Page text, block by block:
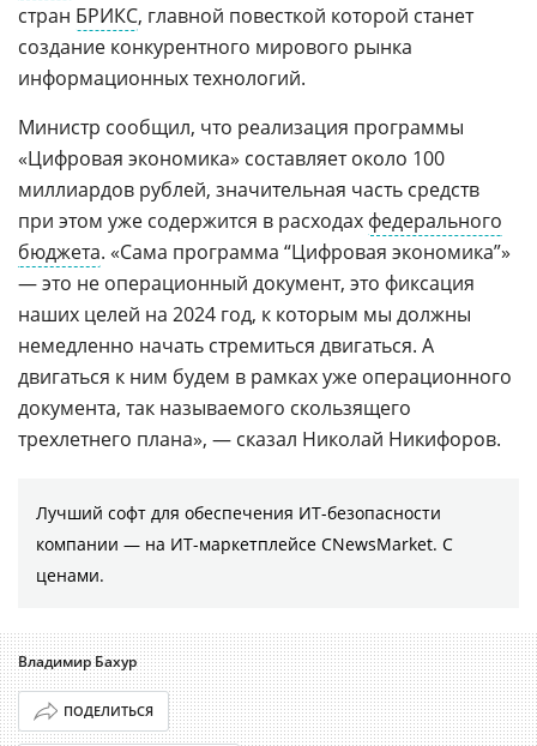
стран БРИКС, главной повесткой которой станет
создание конкурентного мирового рынка
информационных технологий.
Министр сообщил, что реализация программы
«Цифровая экономика» составляет около 100
миллиардов рублей, значительная часть средств
при этом уже содержится в расходах федерального
бюджета. «Сама программа “Цифровая экономика”»
— это не операционный документ, это фиксация
наших целей на 2024 год, к которым мы должны
немедленно начать стремиться двигаться. А
двигаться к ним будем в рамках уже операционного
документа, так называемого скользящего
трехлетнего плана», — сказал Николай Никифоров.
Лучший софт для обеспечения ИТ-безопасности
компании ― на ИТ-маркетплейсе CNewsMarket. С
ценами.
Владимир Бахур
ПОДЕЛИТЬСЯ